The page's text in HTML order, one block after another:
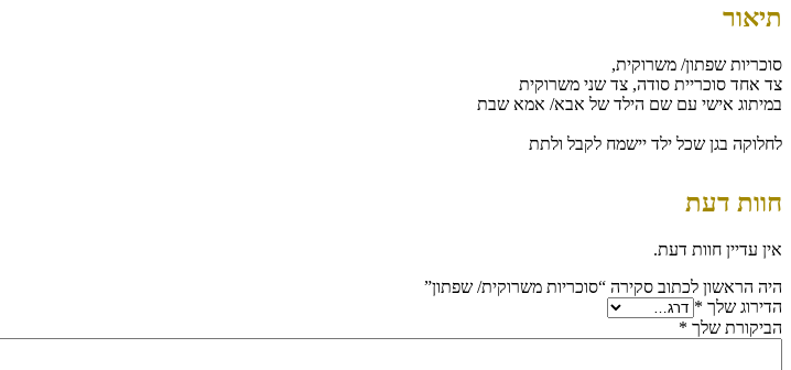
תיאור
סוכריות שפתון/ משרוקית,
צד אחד סוכריית סודה, צד שני משרוקית
במיתוג אישי עם שם הילד של אבא/ אמא שבת
לחלוקה בגן שכל ילד יישמח לקבל ולתת
חוות דעת
אין עדיין חוות דעת.
היה הראשון לכתוב סקירה “סוכריות משרוקית/ שפתון”
הדירוג שלך *
הביקורת שלך *